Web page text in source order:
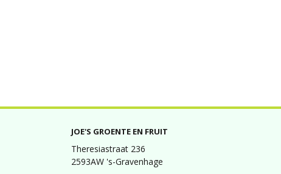
JOE'S GROENTE EN FRUIT
Theresiastraat 236
2593AW 's-Gravenhage